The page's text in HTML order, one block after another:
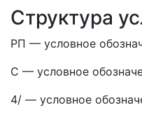
Структура
РП — условное
С — условное
4/ — условное